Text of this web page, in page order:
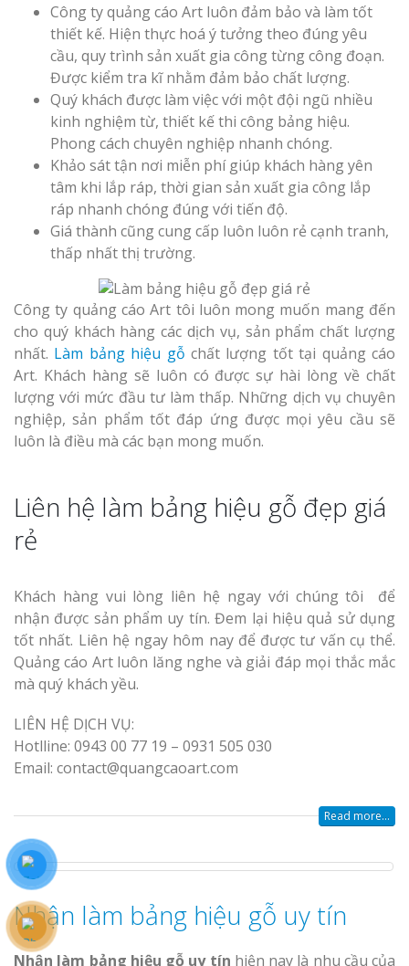
Công ty quảng cáo Art luôn đảm bảo và làm tốt
thiết kế. Hiện thực hoá ý tưởng theo đúng yêu
cầu, quy trình sản xuất gia công từng công đoạn.
Được kiểm tra kĩ nhằm đảm bảo chất lượng.
Quý khách được làm việc với một đội ngũ nhiều
kinh nghiệm từ, thiết kế thi công bảng hiệu.
Phong cách chuyên nghiệp nhanh chóng.
Khảo sát tận nơi miễn phí giúp khách hàng yên
tâm khi lắp ráp, thời gian sản xuất gia công lắp
ráp nhanh chóng đúng với tiến độ.
Giá thành cũng cung cấp luôn luôn rẻ cạnh tranh,
thấp nhất thị trường.
Công ty quảng cáo Art tôi luôn mong muốn mang đến
cho quý khách hàng các dịch vụ, sản phẩm chất lượng
nhất. Làm bảng hiệu gỗ chất lượng tốt tại quảng cáo
Art. Khách hàng sẽ luôn có được sự hài lòng về chất
lượng với mức đầu tư làm thấp. Những dịch vụ chuyên
nghiệp, sản phẩm tốt đáp ứng được mọi yêu cầu sẽ
luôn là điều mà các bạn mong muốn.
Liên hệ làm bảng hiệu gỗ đẹp giá
rẻ
Khách hàng vui lòng liên hệ ngay với chúng tôi để
nhận được sản phẩm uy tín. Đem lại hiệu quả sử dụng
tốt nhất. Liên hệ ngay hôm nay để được tư vấn cụ thể.
Quảng cáo Art luôn lăng nghe và giải đáp mọi thắc mắc
mà quý khách yều.
LIÊN HỆ DỊCH VỤ:
Hotlline: 0943 00 77 19 – 0931 505 030
Email: contact@quangcaoart.com
Read more...
Nhận làm bảng hiệu gỗ uy tín
Nhận làm bảng hiệu gỗ uy tín hiện nay là nhu cầu của